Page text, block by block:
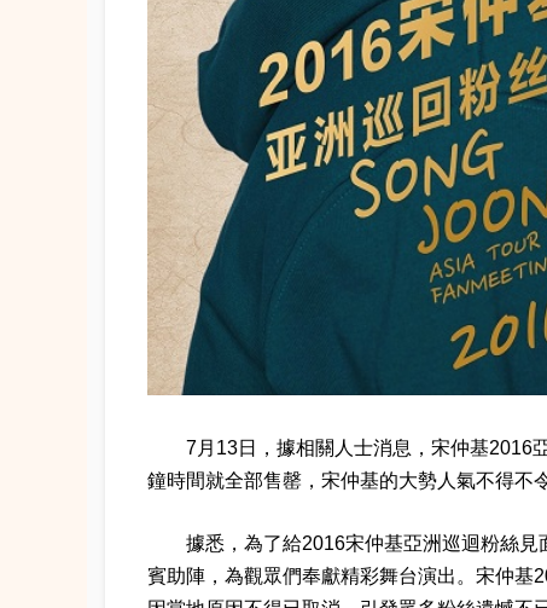
7月13日，據相關人士消息，宋仲基2016
鐘時間就全部售罄，宋仲基的大勢人氣不得不
據悉，為了給2016宋仲基亞洲巡迴粉絲
賓助陣，為觀眾們奉獻精彩舞台演出。宋仲基